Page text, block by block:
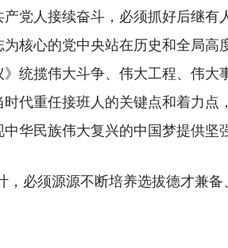
党人接续奋斗，必须抓好后继
核心的党中央站在历史和全局
统揽伟大斗争、伟大工程、伟
代重任接班人的关键点和着力
华民族伟大复兴的中国梦提供坚
，必须源源不断培养选拔德才兼